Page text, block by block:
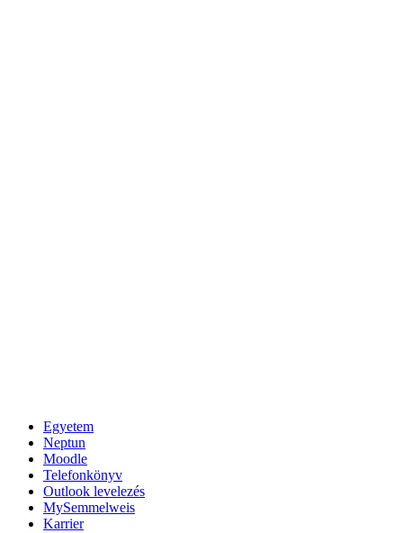
Egyetem
Neptun
Moodle
Telefonkönyv
Outlook levelezés
MySemmelweis
Karrier